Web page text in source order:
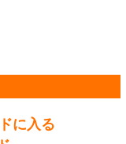
に入る